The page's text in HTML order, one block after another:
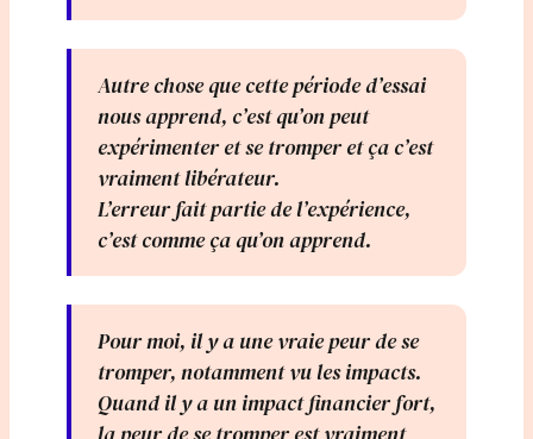
Autre chose que cette période d’essai
nous apprend, c’est qu’on peut
expérimenter et se tromper et ça c’est
vraiment libérateur.
L’erreur fait partie de l’expérience,
c’est comme ça qu’on apprend.
Pour moi, il y a une vraie peur de se
tromper, notamment vu les impacts.
Quand il y a un impact financier fort,